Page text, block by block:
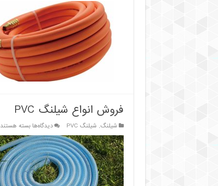
پلی
اورتان
و
پلی
وینیل
کلراید
:
کدام
مناسب‌تر
فروش انواع شیلنگ PVC
شیلنگ, شیلنگ PVC دیدگاه‌هابرای
فروش
انواع
شیلنگ
PVC
بسته هستند